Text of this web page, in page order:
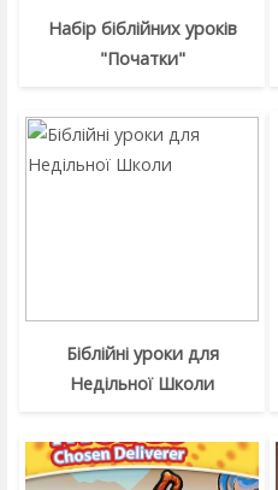
Набір біблійних уроків
"Початки"
Біблійні уроки для
Недільної Школи